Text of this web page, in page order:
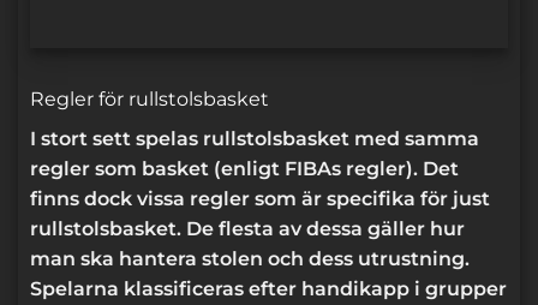
Regler för rullstolsbasket
I stort sett spelas rullstolsbasket med samma
regler som basket (enligt FIBAs regler). Det
finns dock vissa regler som är specifika för just
rullstolsbasket. De flesta av dessa gäller hur
man ska hantera stolen och dess utrustning.
Spelarna klassificeras efter handikapp i grupper